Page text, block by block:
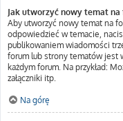
Jak utworzyć nowy temat na
Aby utworzyć nowy temat na
odpowiedzieć w temacie,
publikowaniem wiadomości
forum lub strony tematów jest
każdym forum. Na przykład:
załączniki itp.
Na górę